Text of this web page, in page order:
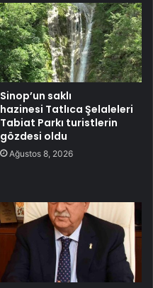
Sinop’un saklı
hazinesi Tatlıca Şelaleleri
Tabiat Parkı turistlerin
gözdesi oldu
Ağustos 8, 2026